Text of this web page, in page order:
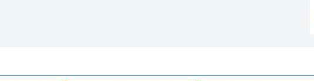
đại học, các phòng thí nghiệm nhỏ với chi phí đầu tư thấp
thiết kế và xử lí chống nấm mốc, giảm thiểu khả năng phát triển của